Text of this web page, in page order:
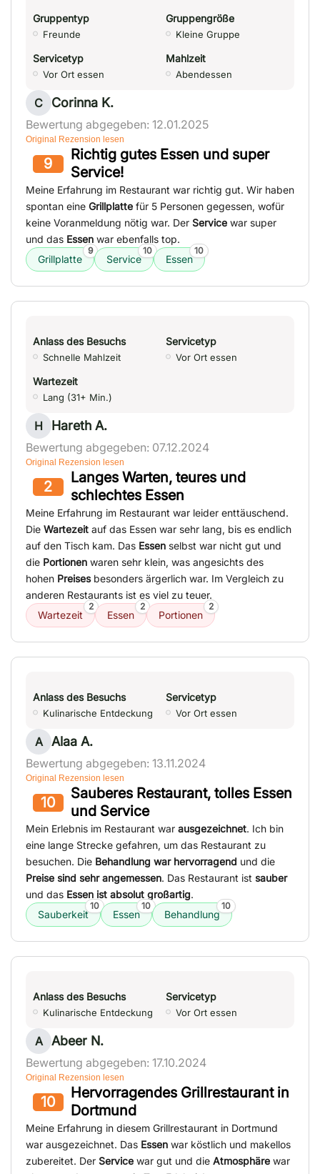
Gruppentyp
Freunde
Gruppengröße
Kleine Gruppe
Servicetyp
Vor Ort essen
Mahlzeit
Abendessen
C Corinna K.
Bewertung abgegeben: 12.01.2025
Original Rezension lesen
9
Richtig gutes Essen und super
Service!
Meine Erfahrung im Restaurant war richtig gut. Wir haben
spontan eine Grillplatte für 5 Personen gegessen, wofür
keine Voranmeldung nötig war. Der Service war super
und das Essen war ebenfalls top.
Grillplatte
9
Service
10
Essen
10
Anlass des Besuchs
Schnelle Mahlzeit
Servicetyp
Vor Ort essen
Wartezeit
Lang (31+ Min.)
H Hareth A.
Bewertung abgegeben: 07.12.2024
Original Rezension lesen
2
Langes Warten, teures und
schlechtes Essen
Meine Erfahrung im Restaurant war leider enttäuschend.
Die Wartezeit auf das Essen war sehr lang, bis es endlich
auf den Tisch kam. Das Essen selbst war nicht gut und
die Portionen waren sehr klein, was angesichts des
hohen Preisesbesonders ärgerlich war. Im Vergleich zu
anderen Restaurants ist es viel zu teuer.
Wartezeit
2
Essen
2
Portionen
2
Anlass des Besuchs
Kulinarische Entdeckung
Servicetyp
Vor Ort essen
A Alaa A.
Bewertung abgegeben: 13.11.2024
Original Rezension lesen
10
Sauberes Restaurant, tolles Essen
und Service
Mein Erlebnis im Restaurant war ausgezeichnet. Ich bin
eine lange Strecke gefahren, um das Restaurant zu
besuchen. Die Behandlung war hervorragend und die
Preise sind sehr angemessen. Das Restaurant ist sauber
und das Essen ist absolut großartig.
Sauberkeit
10
Essen
10
Behandlung
10
Anlass des Besuchs
Kulinarische Entdeckung
Servicetyp
Vor Ort essen
A Abeer N.
Bewertung abgegeben: 17.10.2024
Original Rezension lesen
10
Hervorragendes Grillrestaurant in
Dortmund
Meine Erfahrung in diesem Grillrestaurant in Dortmund
war ausgezeichnet. Das Essen war köstlich und makellos
zubereitet. Der Service war gut und die Atmosphäre war